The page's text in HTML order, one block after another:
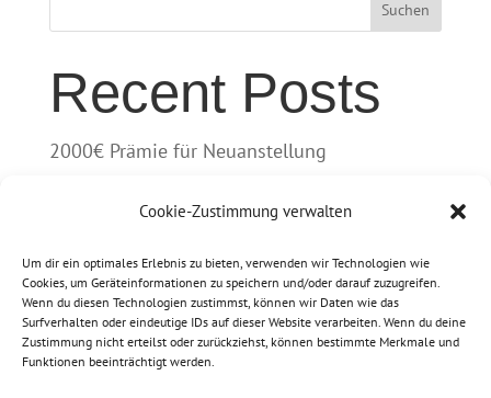
Cookie-Zustimmung verwalten
Um dir ein optimales Erlebnis zu bieten, verwenden wir Technologien wie
Cookies, um Geräteinformationen zu speichern und/oder darauf zuzugreifen.
Wenn du diesen Technologien zustimmst, können wir Daten wie das
Surfverhalten oder eindeutige IDs auf dieser Website verarbeiten. Wenn du deine
Zustimmung nicht erteilst oder zurückziehst, können bestimmte Merkmale und
Funktionen beeinträchtigt werden.
Suchen
Recent Posts
2000€ Prämie für Neuanstellung
Die Lebkuchen sind wieder da
Recent
Comments